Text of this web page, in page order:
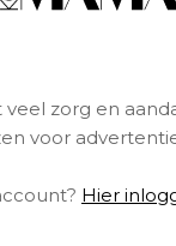
zorg en
voor
Hier